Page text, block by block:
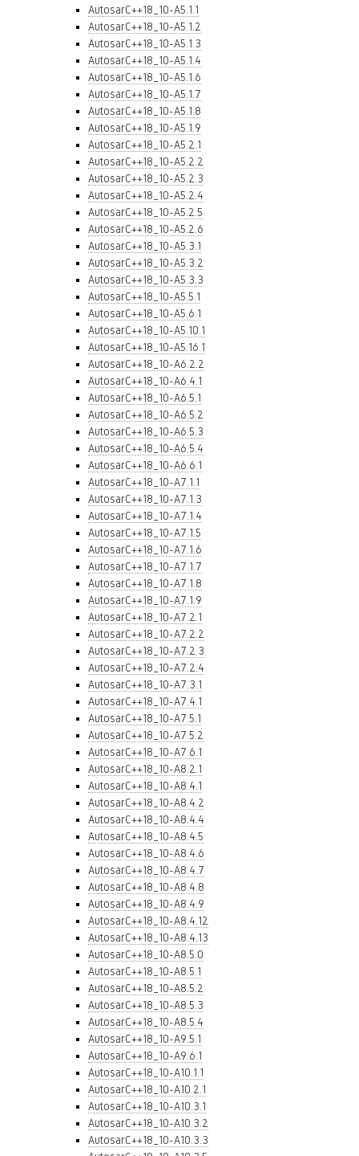
AutosarC++18_10-A5.1.1
AutosarC++18_10-A5.1.2
AutosarC++18_10-A5.1.3
AutosarC++18_10-A5.1.4
AutosarC++18_10-A5.1.6
AutosarC++18_10-A5.1.7
AutosarC++18_10-A5.1.8
AutosarC++18_10-A5.1.9
AutosarC++18_10-A5.2.1
AutosarC++18_10-A5.2.2
AutosarC++18_10-A5.2.3
AutosarC++18_10-A5.2.4
AutosarC++18_10-A5.2.5
AutosarC++18_10-A5.2.6
AutosarC++18_10-A5.3.1
AutosarC++18_10-A5.3.2
AutosarC++18_10-A5.3.3
AutosarC++18_10-A5.5.1
AutosarC++18_10-A5.6.1
AutosarC++18_10-A5.10.1
AutosarC++18_10-A5.16.1
AutosarC++18_10-A6.2.2
AutosarC++18_10-A6.4.1
AutosarC++18_10-A6.5.1
AutosarC++18_10-A6.5.2
AutosarC++18_10-A6.5.3
AutosarC++18_10-A6.5.4
AutosarC++18_10-A6.6.1
AutosarC++18_10-A7.1.1
AutosarC++18_10-A7.1.3
AutosarC++18_10-A7.1.4
AutosarC++18_10-A7.1.5
AutosarC++18_10-A7.1.6
AutosarC++18_10-A7.1.7
AutosarC++18_10-A7.1.8
AutosarC++18_10-A7.1.9
AutosarC++18_10-A7.2.1
AutosarC++18_10-A7.2.2
AutosarC++18_10-A7.2.3
AutosarC++18_10-A7.2.4
AutosarC++18_10-A7.3.1
AutosarC++18_10-A7.4.1
AutosarC++18_10-A7.5.1
AutosarC++18_10-A7.5.2
AutosarC++18_10-A7.6.1
AutosarC++18_10-A8.2.1
AutosarC++18_10-A8.4.1
AutosarC++18_10-A8.4.2
AutosarC++18_10-A8.4.4
AutosarC++18_10-A8.4.5
AutosarC++18_10-A8.4.6
AutosarC++18_10-A8.4.7
AutosarC++18_10-A8.4.8
AutosarC++18_10-A8.4.9
AutosarC++18_10-A8.4.12
AutosarC++18_10-A8.4.13
AutosarC++18_10-A8.5.0
AutosarC++18_10-A8.5.1
AutosarC++18_10-A8.5.2
AutosarC++18_10-A8.5.3
AutosarC++18_10-A8.5.4
AutosarC++18_10-A9.5.1
AutosarC++18_10-A9.6.1
AutosarC++18_10-A10.1.1
AutosarC++18_10-A10.2.1
AutosarC++18_10-A10.3.1
AutosarC++18_10-A10.3.2
AutosarC++18_10-A10.3.3